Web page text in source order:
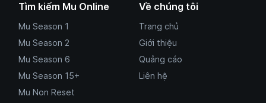
Tìm kiếm Mu Online
Mu Season 1
Mu Season 2
Mu Season 6
Mu Season 15+
Mu Non Reset
Về chúng tôi
Trang chủ
Giới thiệu
Quảng cáo
Liên hệ